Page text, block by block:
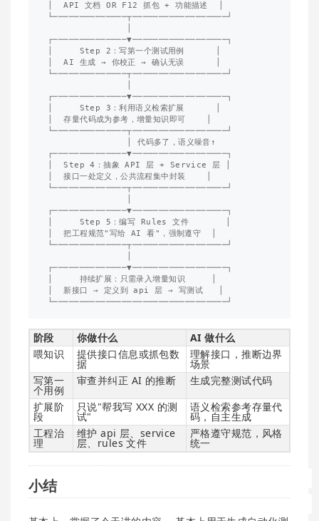
│  API 文档 OR F12 抓包 + 功能描述  │
└──────────────┬──────────────────┘
┌──────────────▼──────────────────┐
│     Step 2：写第一个测试用例      │
│  AI 生成 → 你校正 → 确认无误      │
└──────────────┬──────────────────┘
┌──────────────▼──────────────────┐
│     Step 3：利用语义检索扩展      │
│  存量代码成为参考，增量知识即可    │
└──────────────┬──────────────────┘
               │ 代码多了，语义噪音↑
┌──────────────▼──────────────────┐
│  Step 4：抽象 API 层 + Service 层 │
│  接口一处定义，公共流程集中封装    │
└──────────────┬──────────────────┘
┌──────────────▼──────────────────┐
│     Step 5：编写 Rules 文件       │
│  把工程规范"写给 AI 看"，强制遵守  │
└──────────────┬──────────────────┘
┌──────────────▼──────────────────┐
│     持续扩展：只需录入增量知识     │
│  新接口 → 定义到 api 层 → 写测试   │
阶段 你做什么
AI 做什么
喂知识
提供接口信息或抓包数
据
理解接口，推断边界
场景
写第一
个用例
审查并纠正 AI 的推断
生成完整测试代码
扩展阶
段
只说"帮我写 XXX 的测
试"
语义检索参考存量代
码，自主生成
工程治
理
维护 api 层、service
层、rules 文件
严格遵守规范，风格
统一
小结